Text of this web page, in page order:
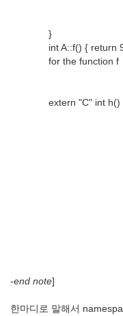
}
int A::f() {
for the function f
extern "C" int
-end note]
한마디로 말해서